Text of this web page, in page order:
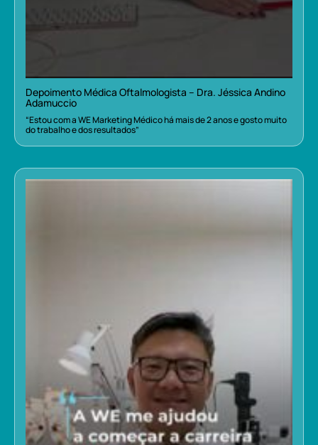
Depoimento Médica Oftalmologista – Dra. Jéssica Andino
Adamuccio
“Estou com a WE Marketing Médico há mais de 2 anos e gosto muito
do trabalho e dos resultados”